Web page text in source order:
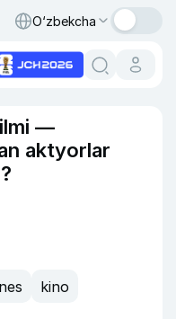
O‘zbekcha
—
aktyorlar
kino